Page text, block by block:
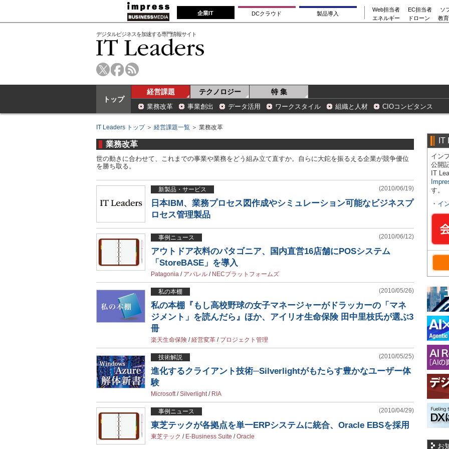
企業IT DCクラウド 製品導入
Web担当者 EC担当者
ソ
エネルギー
ドローン 教
デジタルビジネスを加速する専門情報サイト
トップ
経営課題 テクノロジー 特 集
業務改革 事業創出 データ活用 ワークスタイル 組織と人材 CIOコンピタンス
IT Leaders トップ＞ 経営課題一覧 ＞ 業務改革
業務改革
世の動きに合わせて、これまでの事業や業務をどう組み立て直すか。自らに大鉈を振るえる企業が競争優位
を勝ち取る。
新製品・サービス (2010/06/19)
日本IBM、業務プロセス図作成やシミュレーション可能なビジネスプ
ロセス管理製品
事例ニュース (2010/06/12)
アウトドア衣料のパタゴニア、国内直営16店舗にPOSシステム
「StoreBASE」を導入
Patagonia / アパレル / NECプラットフォームズ
私の本棚 (2010/05/26)
私の本棚『もし高校野球の女子マネージャーがドラッカーの「マネ
ジメント」を読んだら』ほか、アイリオ生命保険 田中里枝氏が選ぶ3
冊
楽天生命保険 /経営変革 / プロジェクト管理
技術解説 (2010/05/25)
進化するクライアント技術─Silverlightがもたらす豊かなユーザー体
験
Microsoft/Silverlight/ RIA
事例ニュース (2010/04/29)
東芝テックが各拠点を単一ERPシステムに統合、Oracle EBSを採用
東芝テック / E-Business Suite /Oracle
IT
イン
公開
IT
す。
・ イ
お